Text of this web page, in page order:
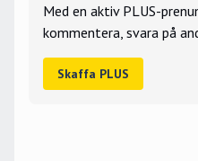
Med en aktiv PLUS-
kommentera, svara på
Skaffa PLUS